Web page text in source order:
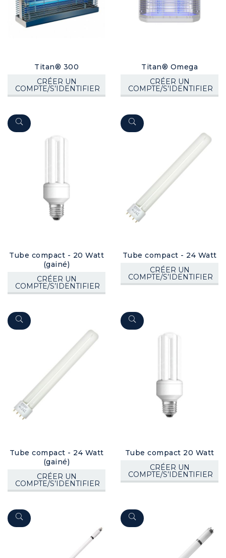
Titan® 300
CRÉER UN
COMPTE/S’IDENTIFIER
Titan® Omega
CRÉER UN
COMPTE/S’IDENTIFIER
Tube compact - 20 Watt
(gainé)
CRÉER UN
COMPTE/S’IDENTIFIER
Tube compact - 24 Watt
CRÉER UN
COMPTE/S’IDENTIFIER
Tube compact - 24 Watt
(gainé)
CRÉER UN
COMPTE/S’IDENTIFIER
Tube compact 20 Watt
CRÉER UN
COMPTE/S’IDENTIFIER